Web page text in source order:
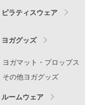
ピラティスウェア
ヨガグッズ
ヨガマット・プロップス
その他ヨガグッズ
ルームウェア